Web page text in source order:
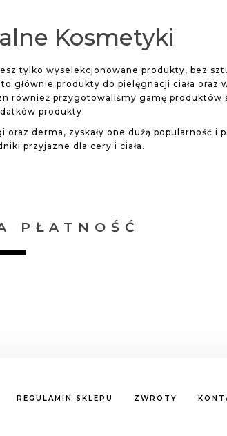
Kosmetyki
tylko wyselekcjonowane produkty, bez
produkty do pielęgnacji ciała oraz
również przygotowaliśmy gamę produktów
produkty.
derma, zyskały one dużą popularność i
przyjazne dla cery i ciała.
PŁATNOŚĆ
REGULAMIN SKLEPU ZWROTY